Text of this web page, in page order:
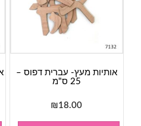
אותיות מעץ- עברית דפוס –
25 ס"מ
₪18.00